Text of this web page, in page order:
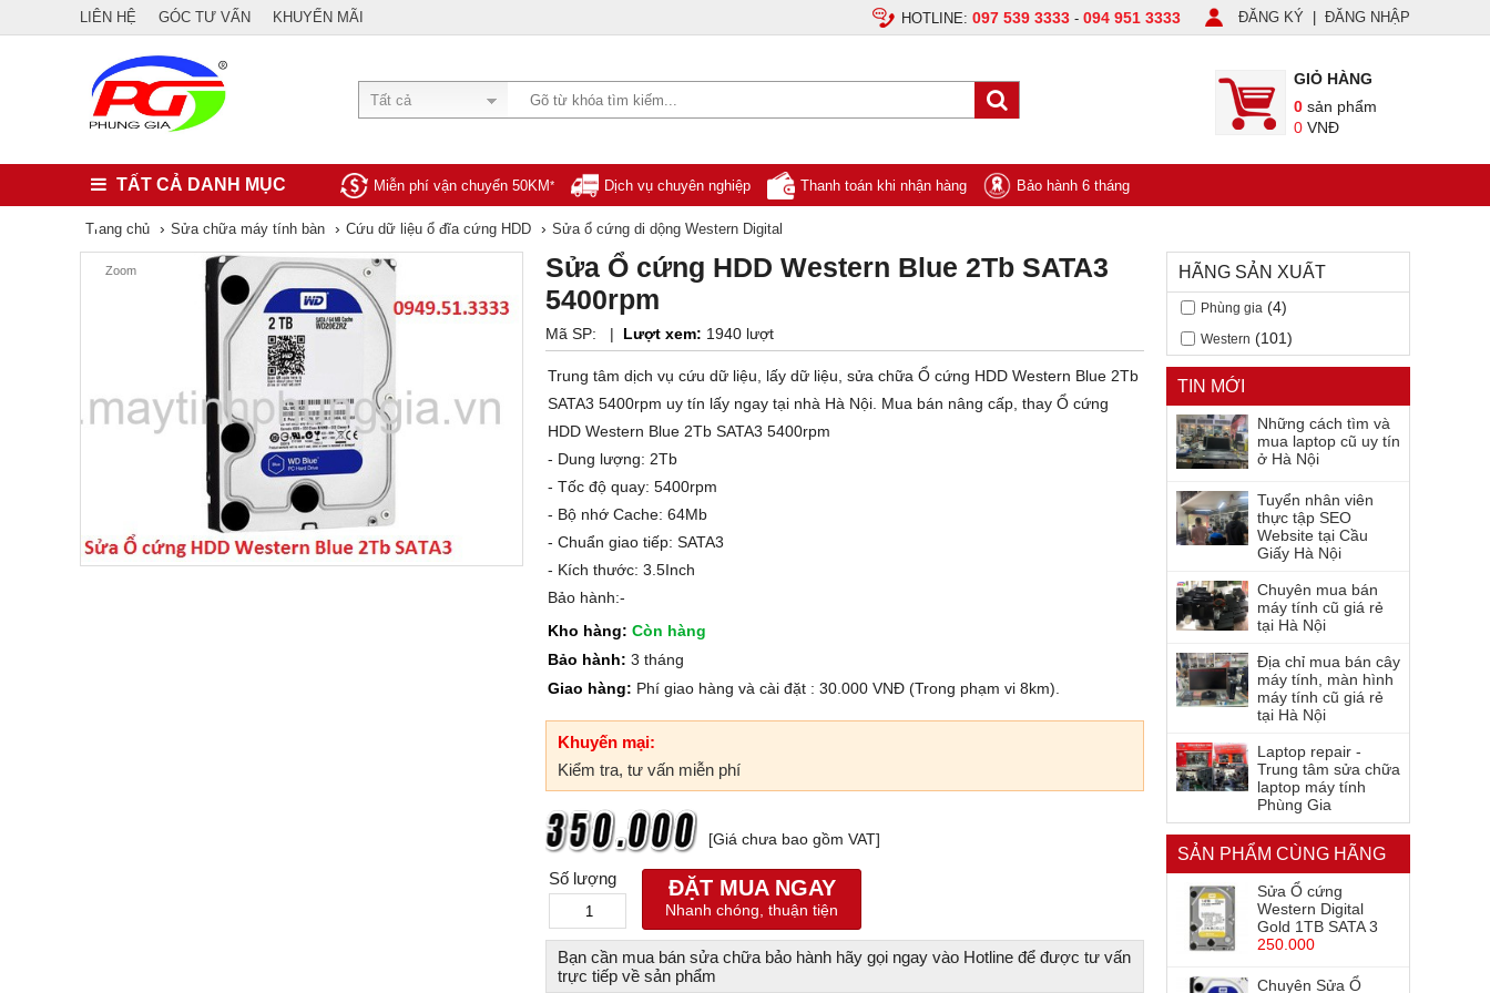
LIÊN HỆ GÓC TƯ VẤN KHUYẾN MÃI HOTLINE: 097 539 3333 - 094 951 3333 ĐĂNG KÝ ĐĂNG NHẬP
Tất cả
GIỎ HÀNG
0 sản phẩm
0 VNĐ
TẤT CẢ DANH MỤC Miễn phí vận chuyển 50KM* Dịch vụ chuyên nghiệp Thanh toán khi nhận hàng Bảo hành 6 tháng
Trang chủ › Sửa chữa máy tính bàn › Cứu dữ liệu ổ đĩa cứng HDD › Sửa ổ cứng di dộng Western Digital
Zoom
Sửa Ổ cứng HDD Western Blue 2Tb SATA3
5400rpm
Mã SP: | Lượt xem: 1940 lượt
Trung tâm dịch vụ cứu dữ liệu, lấy dữ liệu, sửa chữa Ổ cứng HDD Western Blue 2Tb
SATA3 5400rpm uy tín lấy ngay tại nhà Hà Nội. Mua bán nâng cấp, thay Ổ cứng
HDD Western Blue 2Tb SATA3 5400rpm
- Dung lượng: 2Tb
- Tốc độ quay: 5400rpm
- Bộ nhớ Cache: 64Mb
- Chuẩn giao tiếp: SATA3
- Kích thước: 3.5Inch
Bảo hành:-
Kho hàng: Còn hàng
Bảo hành: 3 tháng
Giao hàng: Phí giao hàng và cài đặt : 30.000 VNĐ (Trong phạm vi 8km).
Khuyến mại:
Kiểm tra, tư vấn miễn phí
[Giá chưa bao gồm VAT]
Số lượng ĐẶT MUA NGAY
Nhanh chóng, thuận tiện
Bạn cần mua bán sửa chữa bảo hành hãy gọi ngay vào Hotline để được tư vấn
trực tiếp về sản phẩm
HÃNG SẢN XUẤT
Phùng gia (4)
Western (101)
TIN MỚI
Những cách tìm và
mua laptop cũ uy tín
ở Hà Nội
Tuyển nhân viên
thực tập SEO
Website tại Cầu
Giấy Hà Nội
Chuyên mua bán
máy tính cũ giá rẻ
tại Hà Nội
Địa chỉ mua bán cây
máy tính, màn hình
máy tính cũ giá rẻ
tại Hà Nội
Laptop repair -
Trung tâm sửa chữa
laptop máy tính
Phùng Gia
SẢN PHẨM CÙNG HÃNG
Sửa Ổ cứng
Western Digital
Gold 1TB SATA 3
250.000
Chuyên Sửa Ổ